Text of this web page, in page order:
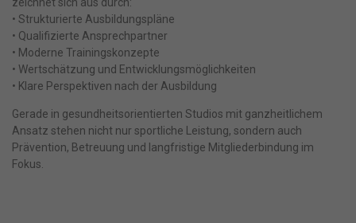
zeichnet sich aus durch:
• Strukturierte Ausbildungspläne
• Qualifizierte Ansprechpartner
• Moderne Trainingskonzepte
• Wertschätzung und Entwicklungsmöglichkeiten
• Klare Perspektiven nach der Ausbildung
Gerade in gesundheitsorientierten Studios mit ganzheitlichem
Ansatz stehen nicht nur sportliche Leistung, sondern auch
Prävention, Betreuung und langfristige Mitgliederbindung im
Fokus.